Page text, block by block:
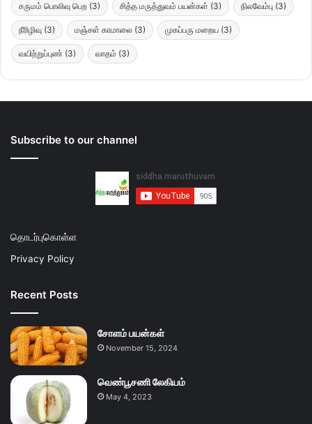
சருமம் பொலிவு பெற (3) சித்த மருத்துவம் பயன்கள் (3) நிலவேம்பு (3)
நீரிழிவு (3) மஞ்சள் காமாலை (3) முகப்பரு மறைய (3)
வயிற்றுப்புண் (3) வாதம் (3)
Subscribe to our channel
தொடர்புகொள்ள
Privacy Policy
Recent Posts
சோளம் பயன்கள்
November 15, 2024
வெண்பூசணி லேகியம்
May 4, 2023